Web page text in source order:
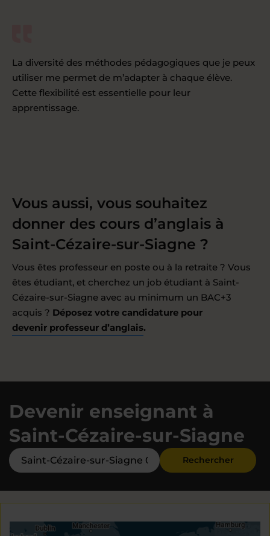
La diversité des méthodes pédagogiques que je peux
utiliser me permet de m’adapter à chaque élève.
Cette flexibilité est essentielle pour leur
apprentissage.
Vous aussi, vous souhaitez
donner des cours d’anglais à
Saint-Cézaire-sur-Siagne ?
Vous êtes professeur en poste ou à la retraite ? Vous
êtes étudiant, et cherchez un job étudiant à Saint-
Cézaire-sur-Siagne avec au minimum un BAC+3
acquis ? Déposez votre candidature pour
devenir professeur d’anglais.
Devenir enseignant à
Saint-Cézaire-sur-Siagne
Rechercher